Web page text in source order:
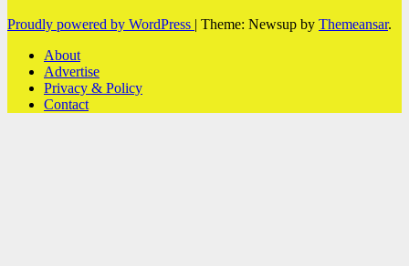
Proudly powered by WordPress | Theme: Newsup by Themeansar.
About
Advertise
Privacy & Policy
Contact